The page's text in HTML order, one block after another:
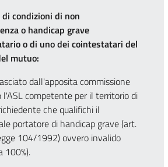
di condizioni di non
o handicap grave
o di uno dei cointestatari del
mutuo:
dall'apposita commissione
l'ASL competente per il territorio di
che qualifichi il
portatore di handicap grave (art.
104/1992) ovvero invalido
100%).